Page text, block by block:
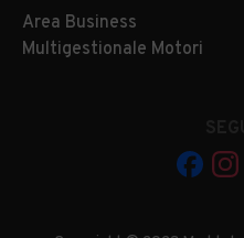
Area Business
Multigestionale Motori